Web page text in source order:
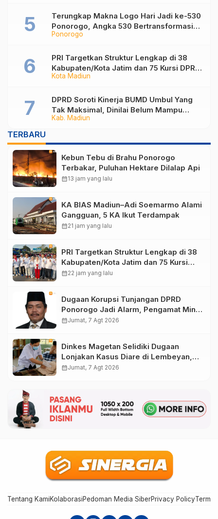
Ponorogo
Terungkap Makna Logo Hari Jadi ke-530
Ponorogo, Angka 530 Bertransformasi
Jadi Sekar Kinanthi
Kota Madiun
PRI Targetkan Struktur Lengkap di 38
Kabupaten/Kota Jatim dan 75 Kursi DPR
RI pada Pemilu 2029
Kab. Madiun
DPRD Soroti Kinerja BUMD Umbul Yang
Tak Maksimal, Dinilai Belum Mampu
Hasilkan PAD
TERBARU
Kebun Tebu di Brahu Ponorogo
Terbakar, Puluhan Hektare Dilalap Api
calendar_month13 jam yang lalu
KA BIAS Madiun–Adi Soemarmo Alami
Gangguan, 5 KA Ikut Terdampak
calendar_month21 jam yang lalu
PRI Targetkan Struktur Lengkap di 38
Kabupaten/Kota Jatim dan 75 Kursi
DPR RI pada Pemilu 2029
calendar_month22 jam yang lalu
Dugaan Korupsi Tunjangan DPRD
Ponorogo Jadi Alarm, Pengamat Minta
Magetan Perkuat Tata Kelola
calendar_monthJumat, 7 Agt 2026
Dinkes Magetan Selidiki Dugaan
Lonjakan Kasus Diare di Lembeyan,
Lakukan Penyelidikan Epidemiologi
calendar_monthJumat, 7 Agt 2026
Tentang KamiKolaborasiPedoman Media SiberPrivacy PolicyTerms